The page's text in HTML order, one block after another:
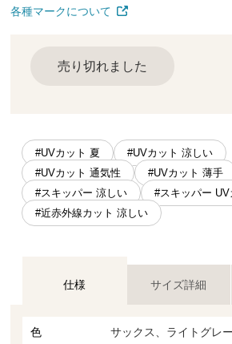
各種マークについて
売り切れました
#UVカット 夏
#UVカット 涼しい
#UVカット 通気性
#UVカット 薄手
#スキッパー 涼しい
#スキッパー UV
#近赤外線カット 涼しい
仕様 サイズ詳細
色 サックス、ライトグレー